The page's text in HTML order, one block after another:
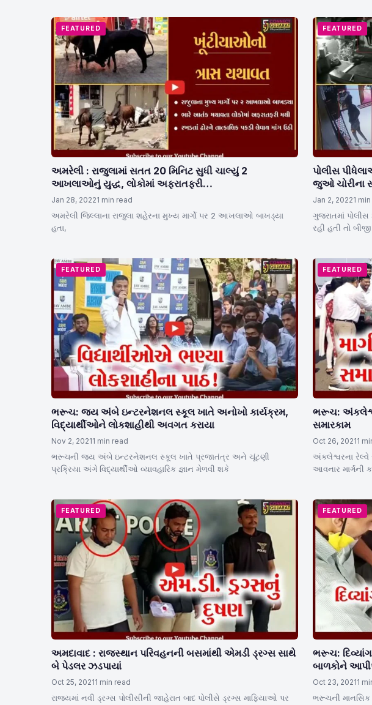
FEATURED
અમરેલી : રાજુલામાં સતત 20 મિનિટ સુધી ચાલ્યું 2
આખલાઓનું યુદ્ધ, લોકોમાં અફરાતફરી…
Jan 28, 20221 min read
અમરેલી જિલ્લાના રાજુલા શહેરના મુખ્ય માર્ગો પર 2 આખલાઓ બાખડ્યા
હતા,
FEATURED
પોલીસ
જુઓ ચોરીના
Jan 2, 20221
ગુજરાતમાં પોલીસ
રહી હતી તો
FEATURED
ભરૂચ: જય અંબે ઇન્ટરનેશનલ સ્કૂલ ખાતે અનોખો કાર્યક્રમ,
વિદ્યાર્થીઓને લોકશાહીથી અવગત કરાયા
Nov 2, 20211 min read
ભરૂચની જય અંબે ઇન્ટરનેશનલ સ્કૂલ ખાતે પ્રજાતંત્ર અને ચૂંટણી
પ્રક્રિયા અંગે વિદ્યાર્થીઓ વ્યાવહારિક જ્ઞાન મેળવી શકે
FEATURED
ભરૂચ:
સમારકામ
Oct 26, 20211
અંકલેશ્વરના રેલ્વે
આવનાર માર્ગની
FEATURED
અમદાવાદ : રાજસ્થાન પરિવહનની બસમાંથી એમડી ડ્રગ્સ સાથે
બે પેડલર ઝડપાયાં
Oct 25, 20211 min read
રાજયમાં નવી ડ્રગ્સ પોલીસીની જાહેરાત બાદ પોલીસે ડ્રગ્સ માફિયાઓ પર
FEATURED
ભરૂચ:
બાળકોને
Oct 23, 20211
ભરૂચની માનસિક